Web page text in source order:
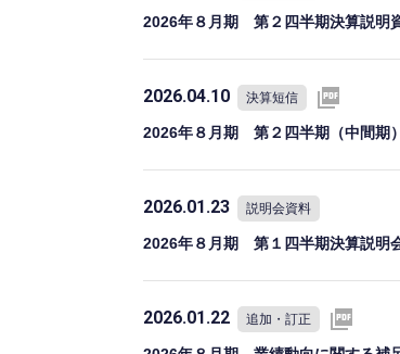
2026年８月期 第２四半期決算説明
2026.04.10 決算短信
2026年８月期 第２四半期（中間期
2026.01.23 説明会資料
2026年８月期 第１四半期決算説明
2026.01.22 追加・訂正